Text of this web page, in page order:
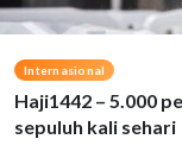
Internasional
Haji1442 – 5.000
sepuluh kali sehari